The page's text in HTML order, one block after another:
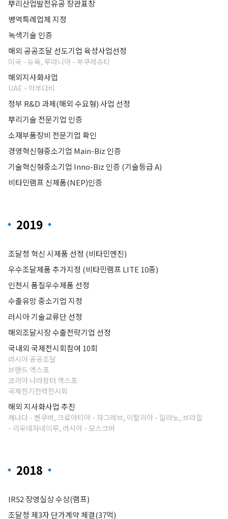
뿌리산업발전유공 장관표창
병역특례업체 지정
녹색기술 인증
해외 공공조달 선도기업 육성사업선정
미국 - 뉴욕, 루마니아 - 부쿠레슈티
해외지사화사업
UAE - 아부다비
정부 R&D 과제(해외 수요형) 사업 선정
뿌리기술 전문기업 인증
소재부품장비 전문기업 확인
경영혁신형중소기업 Main-Biz 인증
기술혁신형중소기업 Inno-Biz 인증 (기술등급 A)
비타민램프 신제품(NEP)인증
2019
조달청 혁신 시제품 선정 (비타민엔진)
우수조달제품 추가지정 (비타민램프 LITE 10종)
인천시 품질우수제품 선정
수출유망 중소기업 지정
러시아 기술교류단 선정
해외조달시장 수출전략기업 선정
국내외 국제전시회참여 10회
러시아 공공조달
브랜드 엑스포
코리아 나라장터 엑스포
국제전기전력전시회
해외 지사화사업 추진
캐나다 - 벤쿠버, 크로아티아 - 자그레브, 이탈리아 - 밀라노, 브라질
- 리우데자네이루, 러시아 - 모스크바
2018
IR52 장영실상 수상(램프)
조달청 제3자 단가계약 체결(37억)